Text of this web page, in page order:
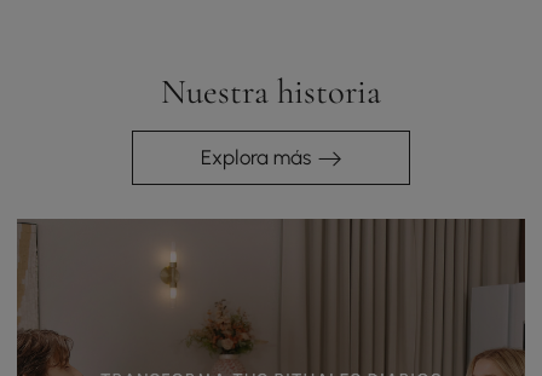
Nuestra historia
Explora más